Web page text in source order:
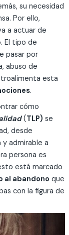
su necesidad
Por ello,
a actuar de
El tipo de
pasar por
abuso de
esta
.
cómo
(TLP) se
desde
admirable a
persona es
está marcado
al abandono que
con la figura de